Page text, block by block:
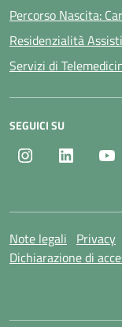
Percorso Nascita:
Residenzialità
Servizi di
SEGUICI SU
Instagram LinkedIn
Note legali Privacy
Dichiarazione di